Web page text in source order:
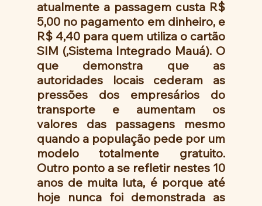
atualmente a passagem custa R$
5,00 no pagamento em dinheiro, e
R$ 4,40 para quem utiliza o cartão
SIM (,Sistema Integrado Mauá). O
que demonstra que as
autoridades locais cederam as
pressões dos empresários do
transporte e aumentam os
valores das passagens mesmo
quando a população pede por um
modelo totalmente gratuito.
Outro ponto a se refletir nestes 10
anos de muita luta, é porque até
hoje nunca foi demonstrada as